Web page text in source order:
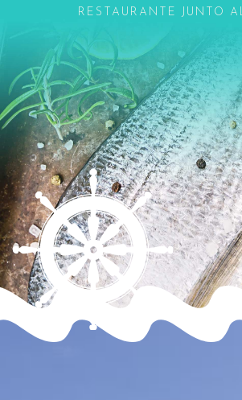
RESTAURANTE JUNTO